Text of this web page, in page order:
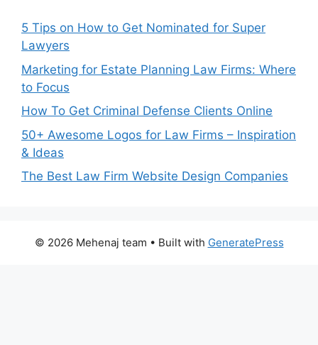
5 Tips on How to Get Nominated for Super
Lawyers
Marketing for Estate Planning Law Firms: Where
to Focus
How To Get Criminal Defense Clients Online
50+ Awesome Logos for Law Firms – Inspiration
& Ideas
The Best Law Firm Website Design Companies
© 2026 Mehenaj team • Built with GeneratePress